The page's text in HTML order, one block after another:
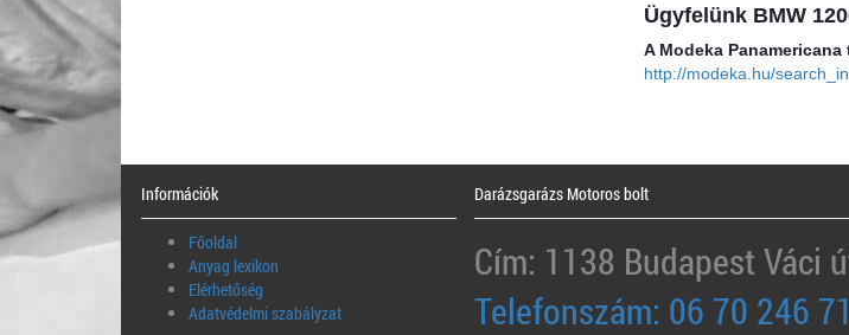
Ügyfelünk BMW
A Modeka
http://modeka.hu/
Információk
Főoldal
Anyag lexikon
Elérhetőség
Adatvédelmi szabályzat
Darázsgarázs Motoros bolt
Cím: 1138 Budapest Váci
Telefonszám: 06 70 246